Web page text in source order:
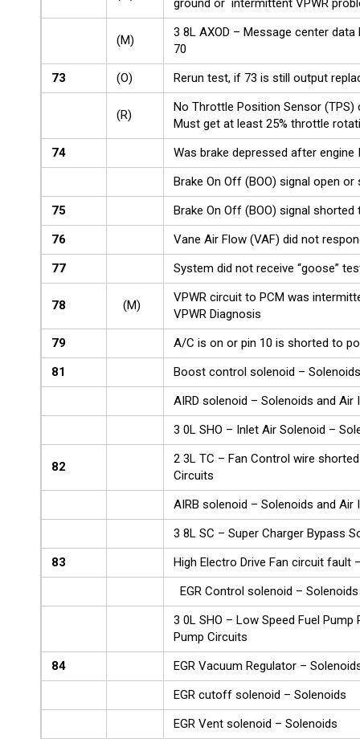
ground or intermittent VPWR
(M)
3 8L AXOD – Message center
70
73
(O) Rerun test, if 73 is still output
(R)
No Throttle Position Sensor (TPS)
Must get at least 25% throttle
74
Was brake depressed after engine
Brake On Off (BOO) signal open
75
Brake On Off (BOO) signal shorted
76
Vane Air Flow (VAF) did not
77
System did not receive “goose”
78 (M)
VPWR circuit to PCM was
VPWR Diagnosis
79
A/C is on or pin 10 is shorted to
81
Boost control solenoid – Solenoids
AIRD solenoid – Solenoids and Air
3 0L SHO – Inlet Air Solenoid –
82
2 3L TC – Fan Control wire
Circuits
AIRB solenoid – Solenoids and Air
3 8L SC – Super Charger Bypass
83
High Electro Drive Fan circuit fault
EGR Control solenoid – Solenoids
3 0L SHO – Low Speed Fuel
Pump Circuits
84
EGR Vacuum Regulator –
EGR cutoff solenoid – Solenoids
EGR Vent solenoid – Solenoids